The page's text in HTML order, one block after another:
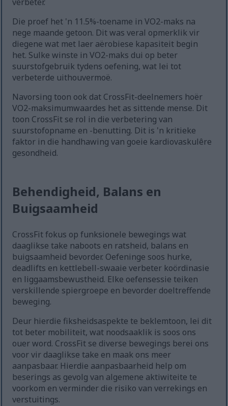
Die proef het 'n 11.5%-toename in VO2-maks na
nege maande getoon. Dit was veral opmerklik vir
diegene wat met laer aërobiese kapasiteit begin
het. Sulke winste in VO2-maks dui op beter
suurstofgebruik tydens oefening, wat lei tot
verbeterde uithouvermoë.
Navorsing toon ook dat CrossFit-deelnemers hoër
VO2-maksimumwaardes het as sittende mense. Dit
toon CrossFit se rol in die verbetering van
suurstofopname en -benutting. Dit is 'n kritieke
faktor in die handhawing van goeie kardiovaskulêre
gesondheid.
Behendigheid, Balans en
Buigsaamheid
CrossFit fokus op funksionele bewegings wat
daaglikse take naboots en ratsheid, balans en
buigsaamheid bevorder. Oefeninge soos hurke,
deadlifts en kettlebell-swaaie verbeter koördinasie
en liggaamsbewustheid. Elke oefensessie teiken
verskillende spiergroepe en bevorder doeltreffende
beweging.
Deur hierdie fiksheidsaspekte te beklemtoon, lei dit
tot beter mobiliteit, wat noodsaaklik is soos ons
ouer word. CrossFit se diverse bewegings berei ons
voor vir daaglikse take en maak ons meer
aanpasbaar. Hierdie aanpasbaarheid help om
beserings as gevolg van algemene aktiwiteite te
voorkom en verminder die risiko van verrekings en
verstuitings.